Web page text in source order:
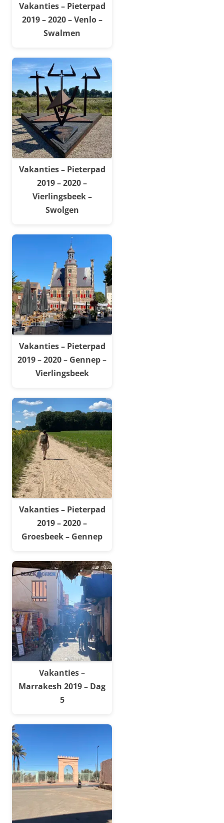
Vakanties – Pieterpad
2019 – 2020 – Venlo –
Swalmen
Vakanties – Pieterpad
2019 – 2020 –
Vierlingsbeek –
Swolgen
Vakanties – Pieterpad
2019 – 2020 – Gennep –
Vierlingsbeek
Vakanties – Pieterpad
2019 – 2020 –
Groesbeek – Gennep
Vakanties –
Marrakesh 2019 – Dag
5